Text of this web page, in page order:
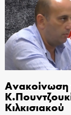
Ανακοίνωση
Κιλκισιακού